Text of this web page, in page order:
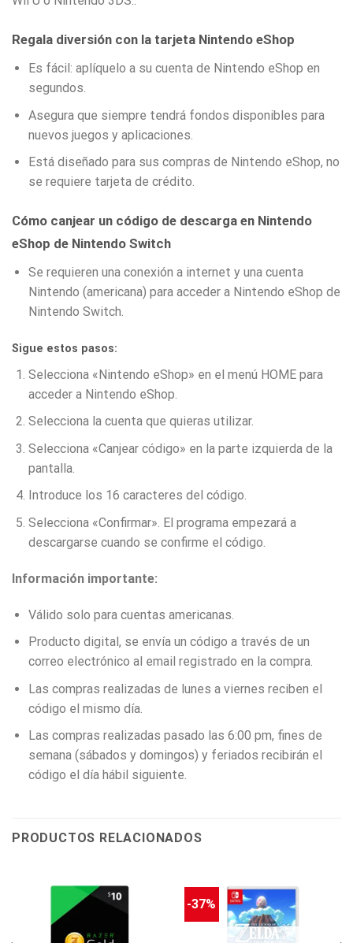
Regala diversión con la tarjeta Nintendo eShop
Es fácil: aplíquelo a su cuenta de Nintendo eShop en
segundos.
Asegura que siempre tendrá fondos disponibles para
nuevos juegos y aplicaciones.
Está diseñado para sus compras de Nintendo eShop, no
se requiere tarjeta de crédito.
Cómo canjear un código de descarga en Nintendo
eShop de Nintendo Switch
Se requieren una conexión a internet y una cuenta
Nintendo (americana) para acceder a Nintendo eShop de
Nintendo Switch.
Sigue estos pasos:
Selecciona «Nintendo eShop» en el menú HOME para
acceder a Nintendo eShop.
Selecciona la cuenta que quieras utilizar.
Selecciona «Canjear código» en la parte izquierda de la
pantalla.
Introduce los 16 caracteres del código.
Selecciona «Confirmar». El programa empezará a
descargarse cuando se confirme el código.
Información importante:
Válido solo para cuentas americanas.
Producto digital, se envía un código a través de un
correo electrónico al email registrado en la compra.
Las compras realizadas de lunes a viernes reciben el
código el mismo día.
Las compras realizadas pasado las 6:00 pm, fines de
semana (sábados y domingos) y feriados recibirán el
código el día hábil siguiente.
PRODUCTOS RELACIONADOS
-37%